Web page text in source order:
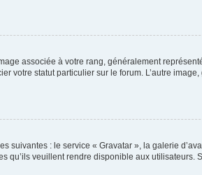
associée à votre rang, généralement
votre statut particulier sur le forum. L’autre
suivantes : le service « Gravatar », la galerie
qu’ils veuillent rendre disponible aux utilisateurs.